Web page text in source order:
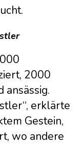
2000
ansässig.
erklärte
Gestein,
wo andere